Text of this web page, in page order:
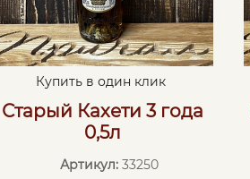
Купить в один клик
Старый Кахети 3 года
0,5л
Артикул: 33250